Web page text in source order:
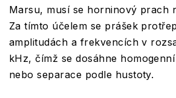
Marsu, musí se horninový prach
Za tímto účelem se prášek
amplitudách a frekvencích v
kHz, čímž se dosáhne
nebo separace podle hustoty.